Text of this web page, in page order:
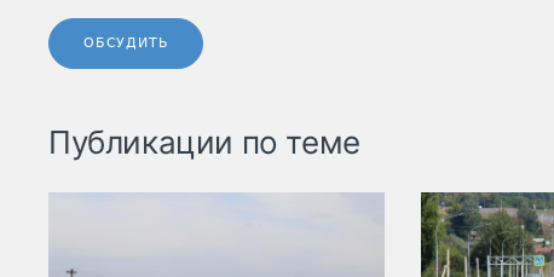
ОБСУДИТЬ
Публикации по теме